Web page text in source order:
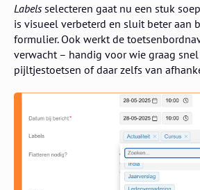
Labels selecteren gaat nu een stuk
is visueel verbeterd en sluit beter aan
formulier. Ook werkt de
verwacht – handig voor wie graag
pijltjestoetsen of daar zelfs van